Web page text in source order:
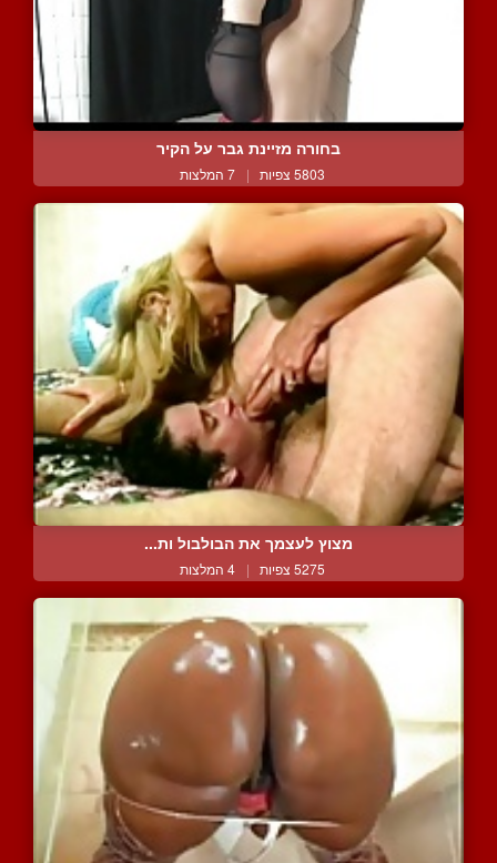
בחורה מזיינת גבר על הקיר
5803 צפיות | 7 המלצות
מצוץ לעצמך את הבולבול ות...
5275 צפיות | 4 המלצות